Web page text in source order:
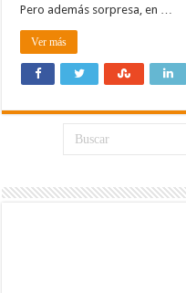
Pero además sorpresa, en …
Ver más